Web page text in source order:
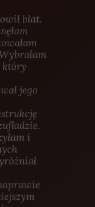
blat.
jego
i